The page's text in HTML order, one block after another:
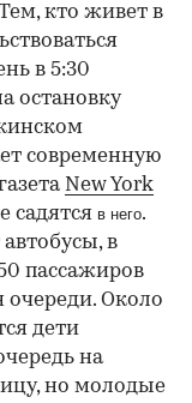
кто живет в
в 5:30
остановку
современную
New York
садятся в него.
в
пассажиров
очереди. Около
дети
на
но молодые